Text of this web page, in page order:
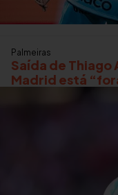
Palmeiras
Saída de
Madrid está